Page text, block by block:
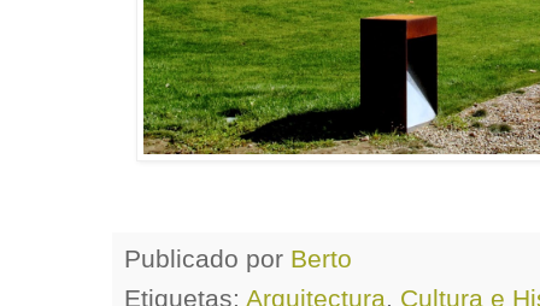
Publicado por Berto
Etiquetas: Arquitectura, Cultura e